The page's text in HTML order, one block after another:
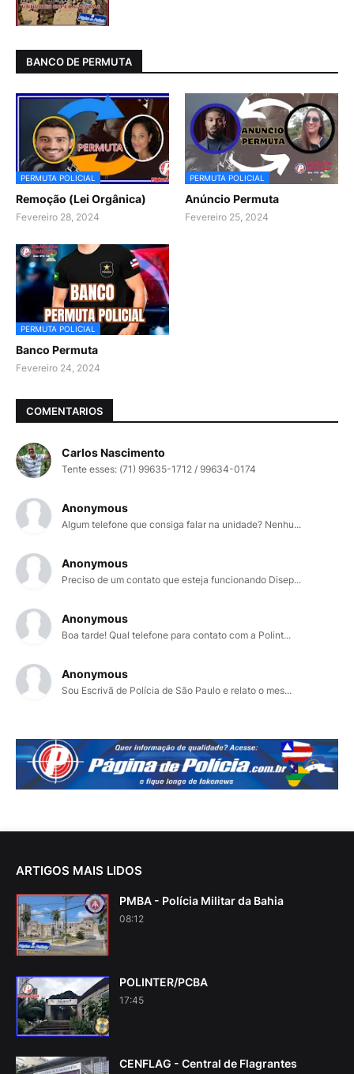
BANCO DE PERMUTA
PERMUTA POLICIAL
Remoção (Lei Orgânica)
Fevereiro 28, 2024
PERMUTA POLICIAL
Anúncio Permuta
Fevereiro 25, 2024
PERMUTA POLICIAL
Banco Permuta
Fevereiro 24, 2024
COMENTARIOS
Carlos Nascimento
Tente esses: (71) 99635-1712 / 99634-0174
Anonymous
Algum telefone que consiga falar na unidade? Nenhu...
Anonymous
Preciso de um contato que esteja funcionando Disep...
Anonymous
Boa tarde! Qual telefone para contato com a Polint...
Anonymous
Sou Escrivã de Polícia de São Paulo e relato o mes...
ARTIGOS MAIS LIDOS
PMBA - Polícia Militar da Bahia
08:12
POLINTER/PCBA
17:45
CENFLAG - Central de Flagrantes